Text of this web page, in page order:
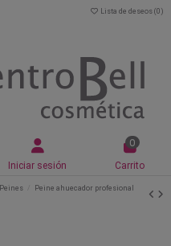
Lista de deseos (0 )
Iniciar sesión
0
Carrito
Peines
Peine ahuecador profesional